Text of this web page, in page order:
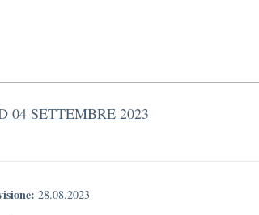
04 SETTEMBRE 2023
28.08.2023